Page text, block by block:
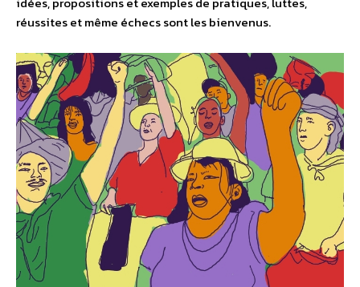
réussites et même échecs sont les bienvenus.